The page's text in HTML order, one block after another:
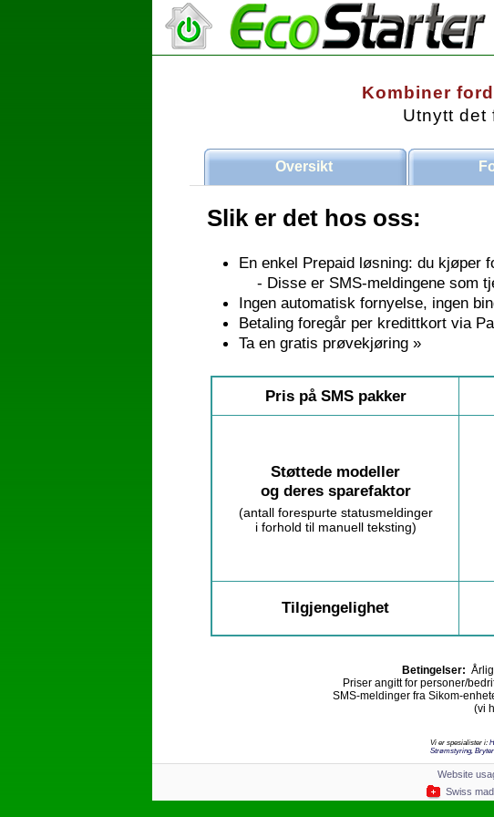
Kombiner
Utnytt det
Oversikt
Slik er det hos oss:
En enkel Prepaid løsning: du kjøper
- Disse er SMS-meldingene som
Ingen automatisk fornyelse, ingen
Betaling foregår per kredittkort via
Ta en gratis prøvekjøring »
Pris på SMS pakker
Støttede modeller
og deres sparefaktor
(antall forespurte statusmeldinger
i forhold til manuell teksting)
Tilgjengelighet
Betingelser:
Priser angitt for personer/
SMS-meldinger fra Sikom-
(vi
Vi er spesialister i:
Strømstyring,
Website
Swiss